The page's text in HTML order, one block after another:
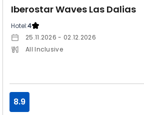
Iberostar Waves Las Dalias
Hotel:4
25.11.2026 - 02.12.2026
All Inclusive
8.9